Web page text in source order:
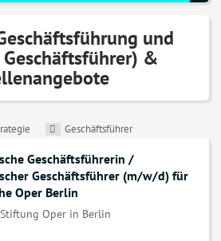
und
&
Geschäftsführer
Geschäftsführerin /
Geschäftsführer (m/w/d) für
Oper Berlin
Stiftung Oper in Berlin